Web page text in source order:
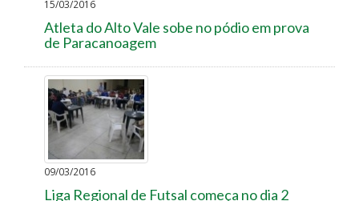
15/03/2016
Atleta do Alto Vale sobe no pódio em prova
de Paracanoagem
09/03/2016
Liga Regional de Futsal começa no dia 2